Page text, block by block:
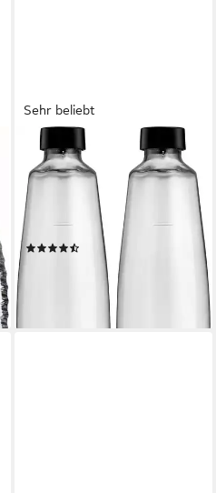
Sehr beliebt
SODASTREAM
Wassersprudler Flasche
DuoPack, (Set, 2-tlg), 1L
Glasflache, Ersatzflaschen Für
SodaStream DUO, 2x 1L
(107)
UVP 36,99 €
lieferbar - in 1-2 Werktagen bei dir